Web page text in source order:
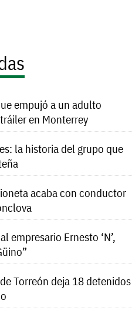
empujó a un adulto
en Monterrey
la historia del grupo que
acaba con conductor
empresario Ernesto ‘N’,
Torreón deja 18 detenidos